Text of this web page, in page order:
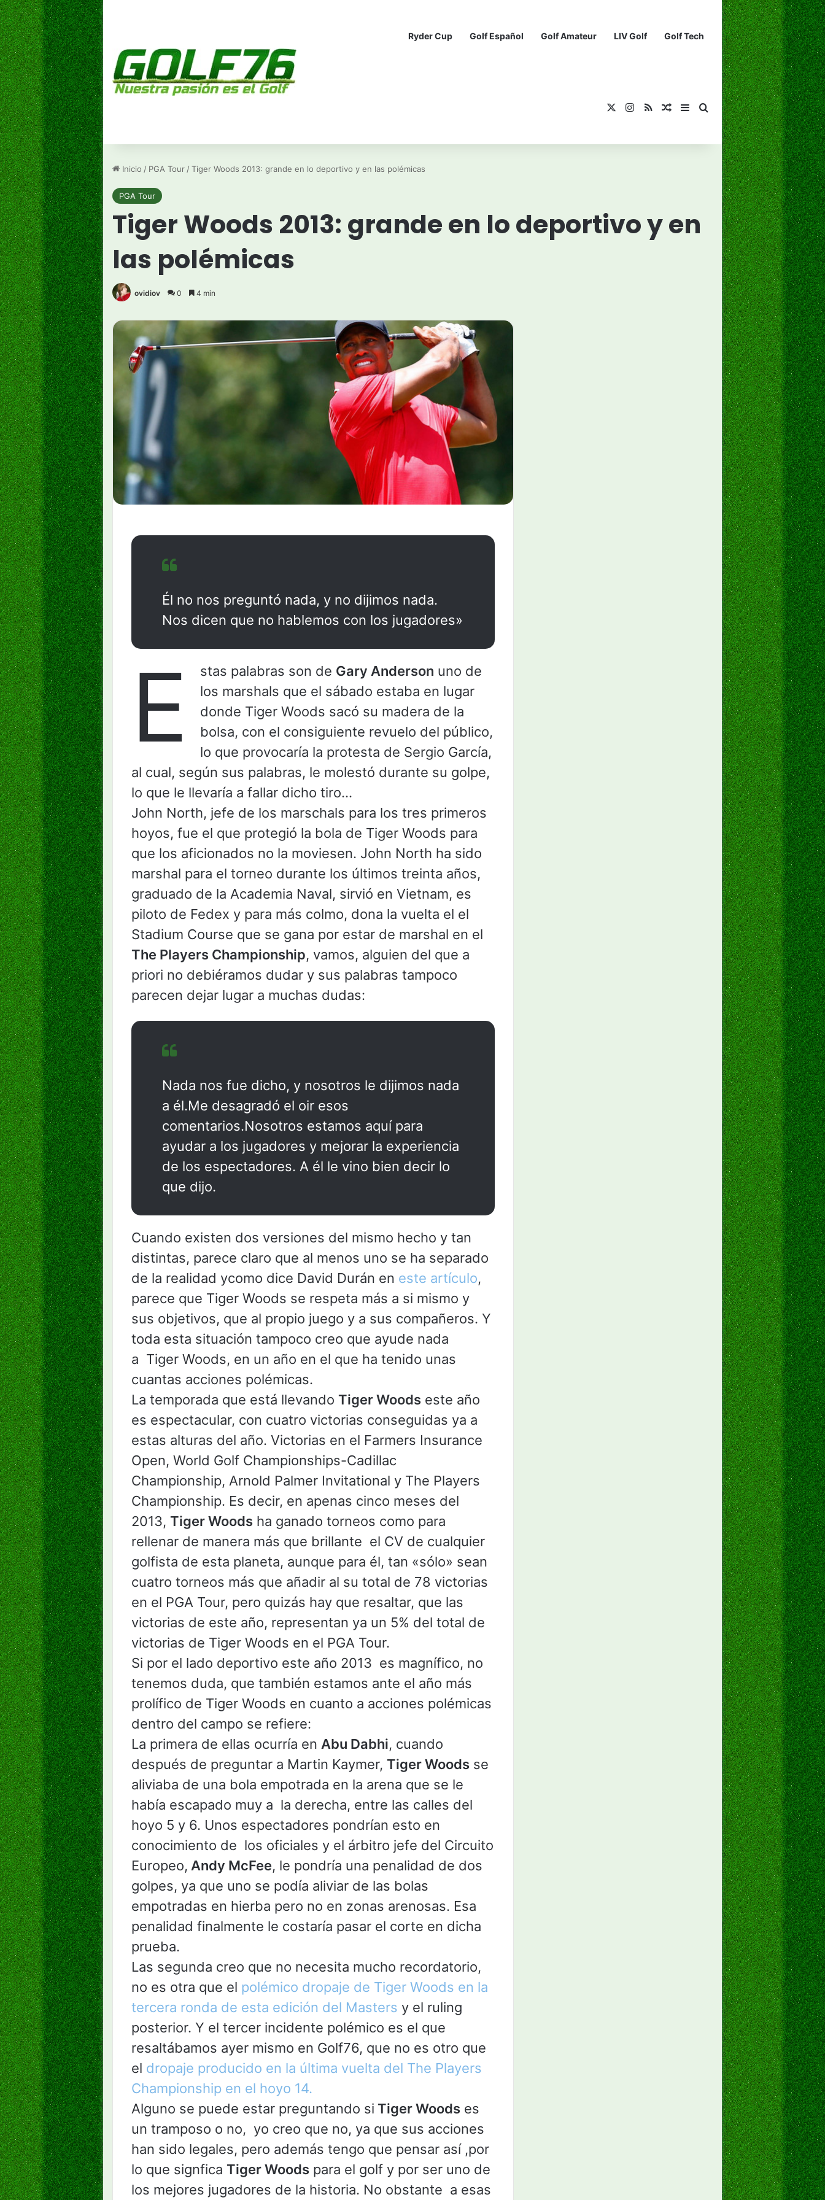
Ryder Cup Golf Español Golf Amateur LIV Golf Golf Tech
Instagram
RSS ¡Muéstrame un artículo
Barra lateral
Buscar...
Inicio / PGA Tour /Tiger Woods 2013: grande en lo deportivo y en las polémicas
PGA Tour
Tiger Woods 2013: grande en lo deportivo y en
las polémicas
ovidiov 0 4 min
Él no nos preguntó nada, y no dijimos nada.
Nos dicen que no hablemos con los jugadores»
E stas palabras son de Gary Anderson uno de
los marshals que el sábado estaba en lugar
donde Tiger Woods sacó su madera de la
bolsa, con el consiguiente revuelo del público,
lo que provocaría la protesta de Sergio García,
al cual, según sus palabras, le molestó durante su golpe,
lo que le llevaría a fallar dicho tiro…
John North, jefe de los marschals para los tres primeros
hoyos, fue el que protegió la bola de Tiger Woods para
que los aficionados no la moviesen. John North ha sido
marshal para el torneo durante los últimos treinta años,
graduado de la Academia Naval, sirvió en Vietnam, es
piloto de Fedex y para más colmo, dona la vuelta el el
Stadium Course que se gana por estar de marshal en el
The Players Championship, vamos, alguien del que a
priori no debiéramos dudar y sus palabras tampoco
parecen dejar lugar a muchas dudas:
Nada nos fue dicho, y nosotros le dijimos nada
a él.Me desagradó el oir esos
comentarios.Nosotros estamos aquí para
ayudar a los jugadores y mejorar la experiencia
de los espectadores. A él le vino bien decir lo
que dijo.
Cuando existen dos versiones del mismo hecho y tan
distintas, parece claro que al menos uno se ha separado
de la realidad ycomo dice David Durán en este artículo,
parece que Tiger Woods se respeta más a si mismo y
sus objetivos, que al propio juego y a sus compañeros. Y
toda esta situación tampoco creo que ayude nada
a Tiger Woods, en un año en el que ha tenido unas
cuantas acciones polémicas.
La temporada que está llevando Tiger Woods este año
es espectacular, con cuatro victorias conseguidas ya a
estas alturas del año. Victorias en el Farmers Insurance
Open, World Golf Championships-Cadillac
Championship, Arnold Palmer Invitational y The Players
Championship. Es decir, en apenas cinco meses del
2013, Tiger Woods ha ganado torneos como para
rellenar de manera más que brillante el CV de cualquier
golfista de esta planeta, aunque para él, tan «sólo» sean
cuatro torneos más que añadir al su total de 78 victorias
en el PGA Tour, pero quizás hay que resaltar, que las
victorias de este año, representan ya un 5% del total de
victorias de Tiger Woods en el PGA Tour.
Si por el lado deportivo este año 2013 es magnífico, no
tenemos duda, que también estamos ante el año más
prolífico de Tiger Woods en cuanto a acciones polémicas
dentro del campo se refiere:
La primera de ellas ocurría en Abu Dabhi, cuando
después de preguntar a Martin Kaymer, Tiger Woods se
aliviaba de una bola empotrada en la arena que se le
había escapado muy a la derecha, entre las calles del
hoyo 5 y 6. Unos espectadores pondrían esto en
conocimiento de los oficiales y el árbitro jefe del Circuito
Europeo, Andy McFee, le pondría una penalidad de dos
golpes, ya que uno se podía aliviar de las bolas
empotradas en hierba pero no en zonas arenosas. Esa
penalidad finalmente le costaría pasar el corte en dicha
prueba.
Las segunda creo que no necesita mucho recordatorio,
no es otra que el polémico dropaje de Tiger Woods en la
tercera ronda de esta edición del Masters y el ruling
posterior. Y el tercer incidente polémico es el que
resaltábamos ayer mismo en Golf76, que no es otro que
el dropaje producido en la última vuelta del The Players
Championship en el hoyo 14.
Alguno se puede estar preguntando si Tiger Woods es
un tramposo o no, yo creo que no, ya que sus acciones
han sido legales, pero además tengo que pensar así ,por
lo que signfica Tiger Woods para el golf y por ser uno de
los mejores jugadores de la historia. No obstante a esas